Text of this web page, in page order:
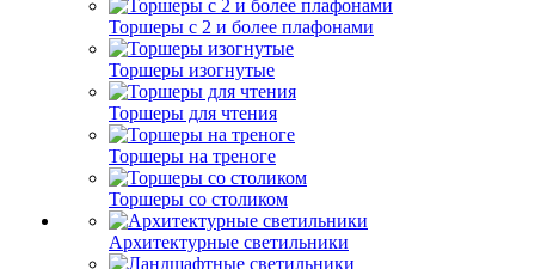
Торшеры с 2 и более плафонами
Торшеры изогнутые
Торшеры для чтения
Торшеры на треноге
Торшеры со столиком
Архитектурные светильники